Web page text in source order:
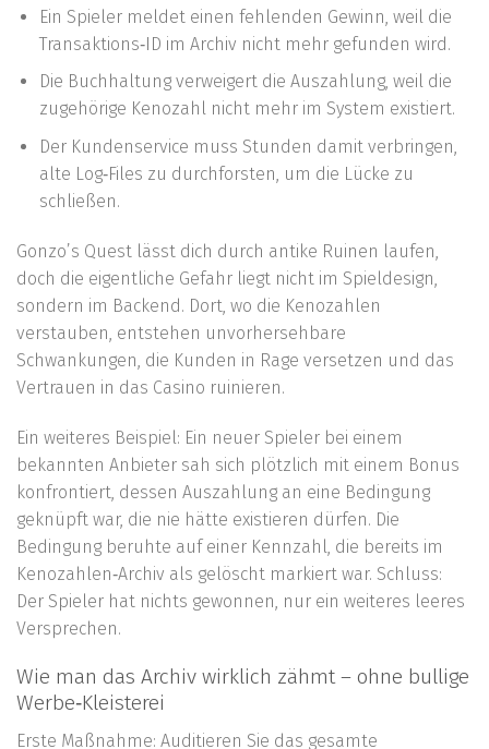
Ein Spieler meldet einen fehlenden Gewinn, weil die
Transaktions‑ID im Archiv nicht mehr gefunden wird.
Die Buchhaltung verweigert die Auszahlung, weil die
zugehörige Kenozahl nicht mehr im System existiert.
Der Kundenservice muss Stunden damit verbringen,
alte Log‑Files zu durchforsten, um die Lücke zu
schließen.
Gonzo’s Quest lässt dich durch antike Ruinen laufen,
doch die eigentliche Gefahr liegt nicht im Spieldesign,
sondern im Backend. Dort, wo die Kenozahlen
verstauben, entstehen unvorhersehbare
Schwankungen, die Kunden in Rage versetzen und das
Vertrauen in das Casino ruinieren.
Ein weiteres Beispiel: Ein neuer Spieler bei einem
bekannten Anbieter sah sich plötzlich mit einem Bonus
konfrontiert, dessen Auszahlung an eine Bedingung
geknüpft war, die nie hätte existieren dürfen. Die
Bedingung beruhte auf einer Kennzahl, die bereits im
Kenozahlen‑Archiv als gelöscht markiert war. Schluss:
Der Spieler hat nichts gewonnen, nur ein weiteres leeres
Versprechen.
Wie man das Archiv wirklich zähmt – ohne bullige
Werbe‑Kleisterei
Erste Maßnahme: Auditieren Sie das gesamte